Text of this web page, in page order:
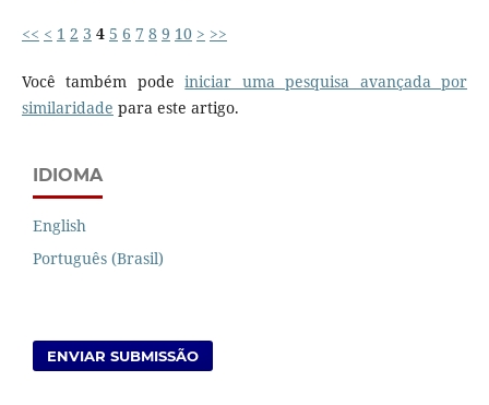
<< < 1 2 3 4 5 6 7 8 9 10 > >>
Você também podeiniciar uma pesquisa avançada por
similaridade para este artigo.
IDIOMA
English
Português (Brasil)
ENVIAR SUBMISSÃO